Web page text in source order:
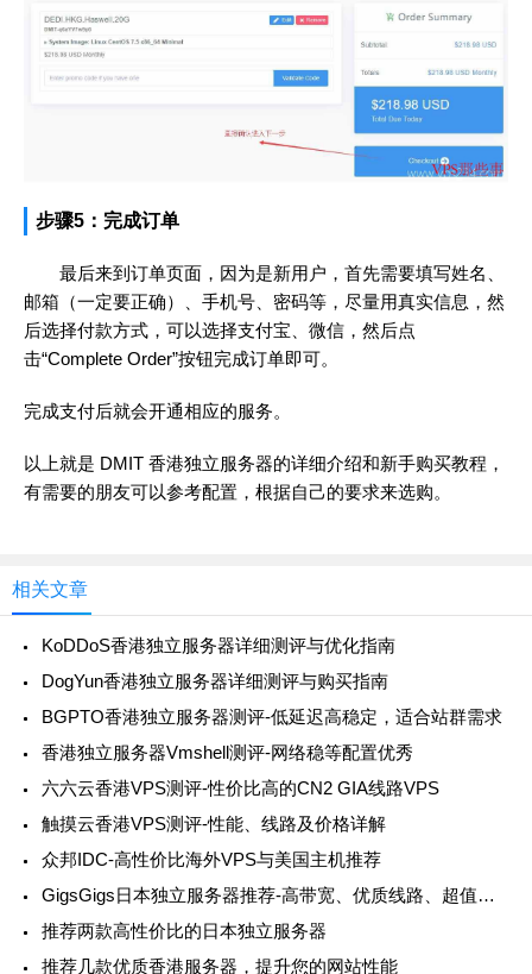
步骤5：完成订单
最后来到订单页面，因为是新用户，首先需要填写姓名、
邮箱（一定要正确）、手机号、密码等，尽量用真实信息，然
后选择付款方式，可以选择支付宝、微信，然后点
击“Complete Order”按钮完成订单即可。
完成支付后就会开通相应的服务。
以上就是 DMIT 香港独立服务器的详细介绍和新手购买教程，
有需要的朋友可以参考配置，根据自己的要求来选购。
相关文章
KoDDoS香港独立服务器详细测评与优化指南
DogYun香港独立服务器详细测评与购买指南
BGPTO香港独立服务器测评-低延迟高稳定，适合站群需求
香港独立服务器Vmshell测评-网络稳等配置优秀
六六云香港VPS测评-性价比高的CN2 GIA线路VPS
触摸云香港VPS测评-性能、线路及价格详解
众邦IDC-高性价比海外VPS与美国主机推荐
GigsGigs日本独立服务器推荐-高带宽、优质线路、超值选择
推荐两款高性价比的日本独立服务器
推荐几款优质香港服务器，提升您的网站性能